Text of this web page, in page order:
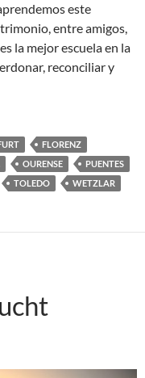
este
entre amigos,
la mejor escuela en la
reconciliar y
FLORENZ
OURENSE
PUENTES
TOLEDO WETZLAR